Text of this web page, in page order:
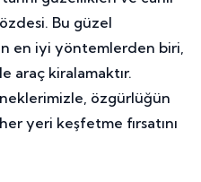
Bu güzel
en iyi yöntemlerden biri,
araç kiralamaktır.
özgürlüğün
yeri keşfetme fırsatını